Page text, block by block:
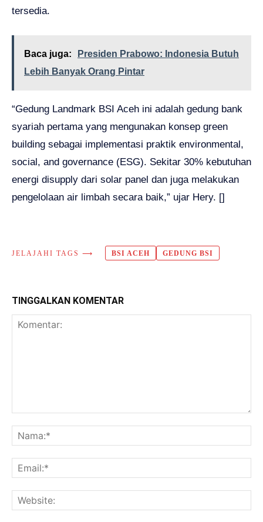
tersedia.
Baca juga:
Presiden Prabowo: Indonesia Butuh
Lebih Banyak Orang Pintar
“Gedung Landmark BSI Aceh ini adalah gedung bank
syariah pertama yang mengunakan konsep green
building sebagai implementasi praktik environmental,
social, and governance (ESG). Sekitar 30% kebutuhan
energi disupply dari solar panel dan juga melakukan
pengelolaan air limbah secara baik,” ujar Hery. []
JELAJAHI TAGS ⟶ BSI ACEH GEDUNG BSI
TINGGALKAN KOMENTAR